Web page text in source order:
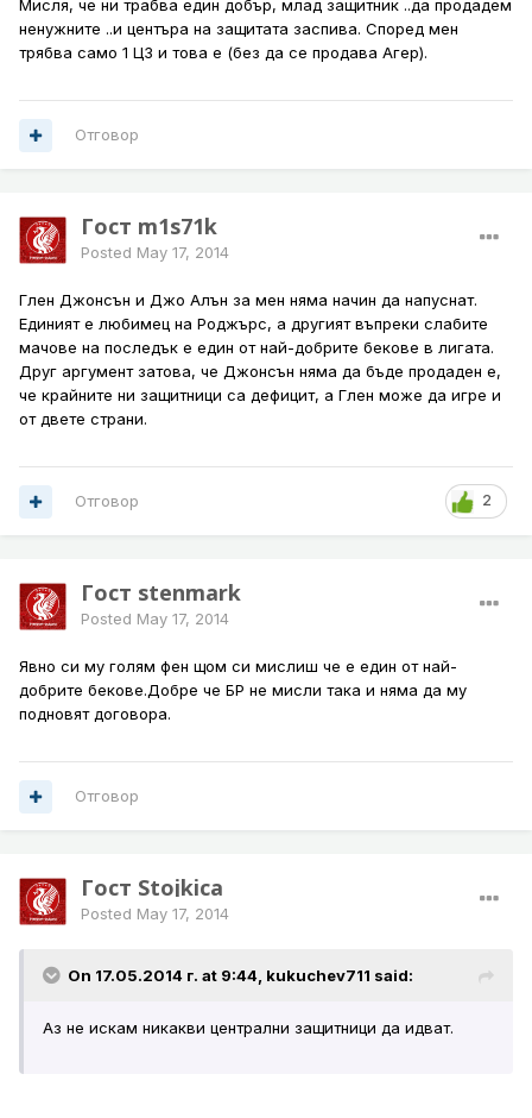
Мисля, че ни трабва един добър, млад защитник ..да продадем
ненужните ..и центъра на защитата заспива. Според мен
трябва само 1 ЦЗ и това е (без да се продава Агер).
Отговор
Гост m1s71k
Posted May 17, 2014
Глен Джонсън и Джо Алън за мен няма начин да напуснат.
Единият е любимец на Роджърс, а другият въпреки слабите
мачове на последък е един от най-добрите бекове в лигата.
Друг аргумент затова, че Джонсън няма да бъде продаден е,
че крайните ни защитници са дефицит, а Глен може да игре и
от двете страни.
2
Отговор
Гост stenmark
Posted May 17, 2014
Явно си му голям фен щом си мислиш че е един от най-
добрите бекове.Добре че БР не мисли така и няма да му
подновят договора.
Отговор
Гост Stojkica
Posted May 17, 2014
On 17.05.2014 г. at 9:44, kukuchev711 said:
Аз не искам никакви централни защитници да идват.